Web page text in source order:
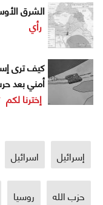
الشرق
رأي
كيف ترى
أمني بعد حرب
إخترنا لكم
إسرائيل اسرائيل
حزب الله روسيا